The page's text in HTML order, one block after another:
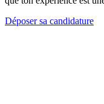
Déposer sa candidature